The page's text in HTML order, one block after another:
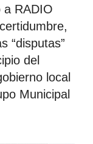
a RADIO
“disputas”
del
local
Municipal